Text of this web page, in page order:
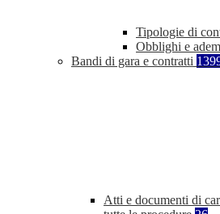
Tipologie di
Obblighi e
Bandi di gara e contratti
Atti e documenti di